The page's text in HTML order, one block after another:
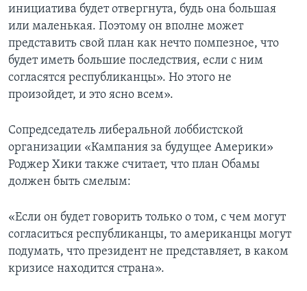
инициатива будет отвергнута, будь она большая
или маленькая. Поэтому он вполне может
представить свой план как нечто помпезное, что
будет иметь большие последствия, если с ним
согласятся республиканцы». Но этого не
произойдет, и это ясно всем».
Сопредседатель либеральной лоббистской
организации «Кампания за будущее Америки»
Роджер Хики также считает, что план Обамы
должен быть смелым:
«Если он будет говорить только о том, с чем могут
согласиться республиканцы, то американцы могут
подумать, что президент не представляет, в каком
кризисе находится страна».